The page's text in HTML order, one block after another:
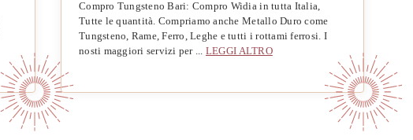
Compro Tungsteno Bari: Compro Widia in tutta Italia,
Tutte le quantità. Compriamo anche Metallo Duro come
Tungsteno, Rame, Ferro, Leghe e tutti i rottami ferrosi. I
nosti maggiori servizi per ... LEGGI ALTRO